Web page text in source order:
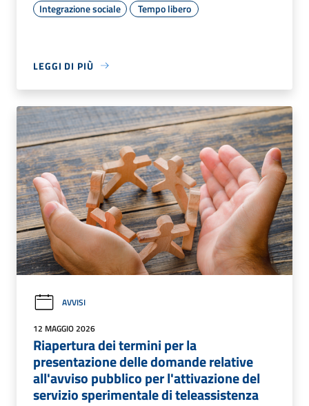
Integrazione sociale Tempo libero
LEGGI DI PIÙ
AVVISI
12 MAGGIO 2026
Riapertura dei termini per la
presentazione delle domande relative
all'avviso pubblico per l'attivazione del
servizio sperimentale di teleassistenza